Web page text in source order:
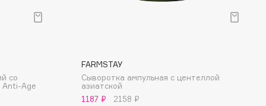
со
Anti-Age
FARMSTAY
Сыворотка ампульная с центеллой
азиатской
1187 ₽
2158 ₽